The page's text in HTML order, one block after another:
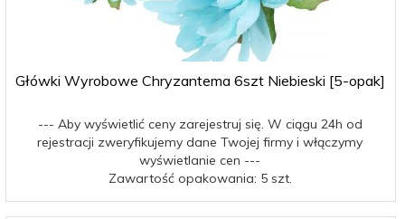
Główki Wyrobowe Chryzantema 6szt Niebieski [5-opak]
--- Aby wyświetlić ceny zarejestruj się. W ciągu 24h od
rejestracji zweryfikujemy dane Twojej firmy i włączymy
wyświetlanie cen ---
Zawartość opakowania: 5 szt.